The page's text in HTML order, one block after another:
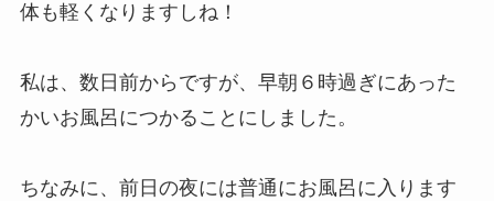
体も軽くなりますしね！
私は、数日前からですが、早朝６時過ぎにあった
かいお風呂につかることにしました。
ちなみに、前日の夜には普通にお風呂に入ります